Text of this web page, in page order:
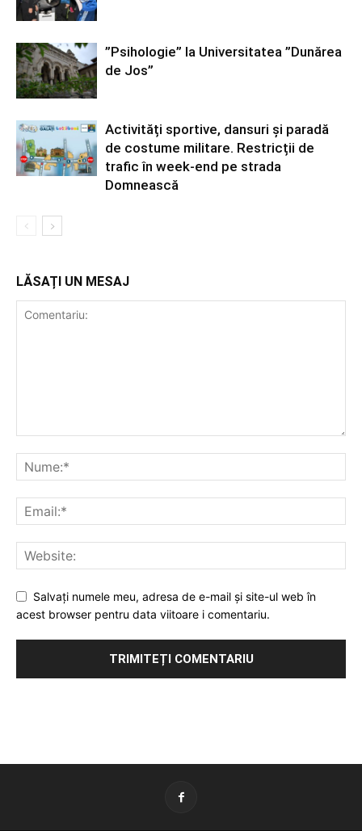
”Psihologie” la Universitatea ”Dunărea
de Jos”
Activități sportive, dansuri și paradă
de costume militare. Restricții de
trafic în week-end pe strada
Domnească
LĂSAȚI UN MESAJ
Salvați numele meu, adresa de e-mail și site-ul web în
acest browser pentru data viitoare i comentariu.